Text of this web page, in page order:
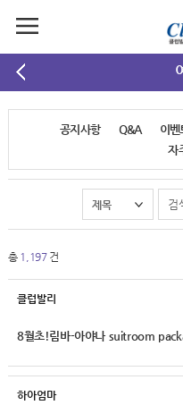
공지사항 Q&A 이벤
자
총 1,197건
클럽발리
8월초!림바-아야나 suitroom
하아엄마